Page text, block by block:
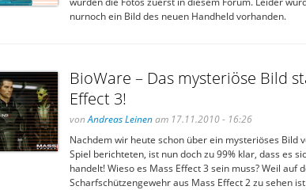
nurnoch ein Bild des neuen Handheld vorhanden.
BioWare – Das mysteriöse Bild
Effect 3!
vonAndreas Leinenam 17.11.2010 - 16:26
Nachdem wir heute schon über ein mysteriöses Bild
Spiel berichteten, ist nun doch zu 99% klar, dass es
handelt! Wieso es Mass Effect 3 sein muss? Weil auf
Scharfschützengewehr aus Mass Effect 2 zu sehen